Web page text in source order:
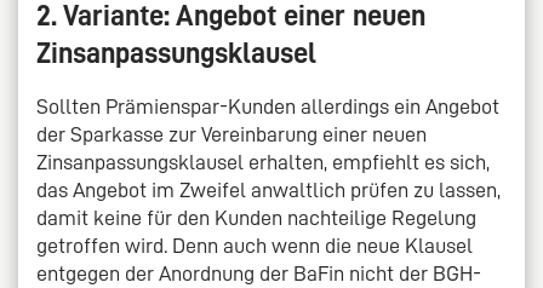
2. Variante: Angebot einer neuen
Zinsanpassungsklausel
Sollten Prämienspar-Kunden allerdings ein Angebot
der Sparkasse zur Vereinbarung einer neuen
Zinsanpassungsklausel erhalten, empfiehlt es sich,
das Angebot im Zweifel anwaltlich prüfen zu lassen,
damit keine für den Kunden nachteilige Regelung
getroffen wird. Denn auch wenn die neue Klausel
entgegen der Anordnung der BaFin nicht der BGH-